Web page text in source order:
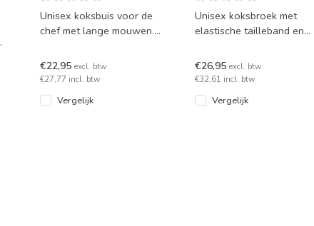
Unisex koksbuis voor de
chef met lange mouwen.
wit.
€22,95excl. btw
€27,77 incl. btw
Vergelijk
Unisex koksbroek met
elastische tailleband en
Leverbaar in diverse maten.
€26,95 excl. btw
€32,61 incl. btw
Vergelijk